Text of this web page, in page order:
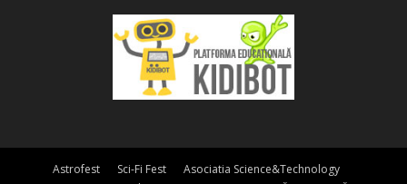
Astrofest Sci-Fi Fest
Asociatia Science&Technology